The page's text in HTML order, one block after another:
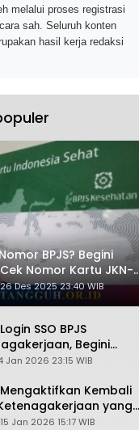
melalui proses registrasi
sah. Seluruh konten
hasil kerja redaksi
BPJS? Begini
Nomor Kartu JKN-
NIK KTP
Des 2025 23:40 WIB
SSO BPJS
Begini
Lengkap dan
Jan 2026 23:15 WIB
Kembali
Ketenagakerjaan yang
Begini Panduan
Jan 2026 15:17 WIB